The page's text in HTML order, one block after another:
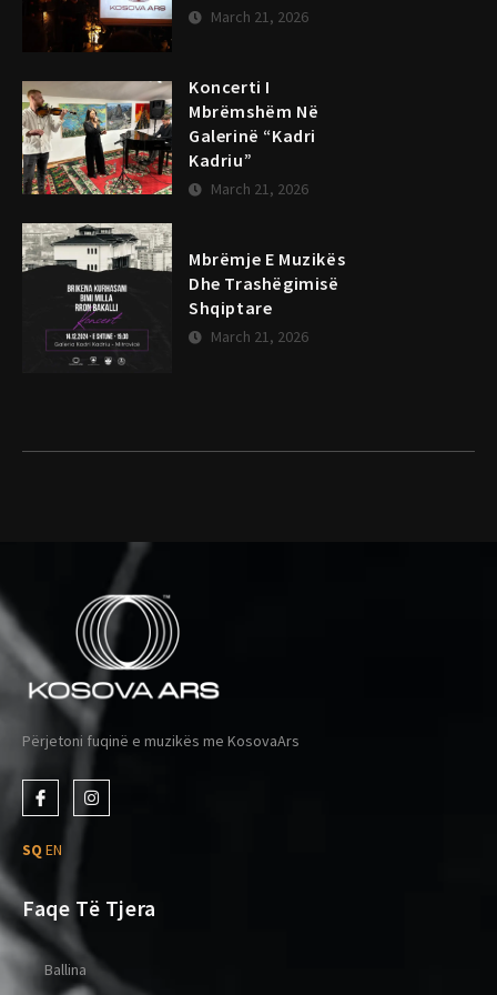
March 21, 2026
Koncerti I
Mbrëmshëm Në
Galerinë “Kadri
Kadriu”
March 21, 2026
Mbrëmje E Muzikës
Dhe Trashëgimisë
Shqiptare
March 21, 2026
Përjetoni fuqinë e muzikës me KosovaArs
J
k
i
f
e
b
o
o
k
I
n
s
a
m
SQ EN
Faqe Të Tjera
Ballina